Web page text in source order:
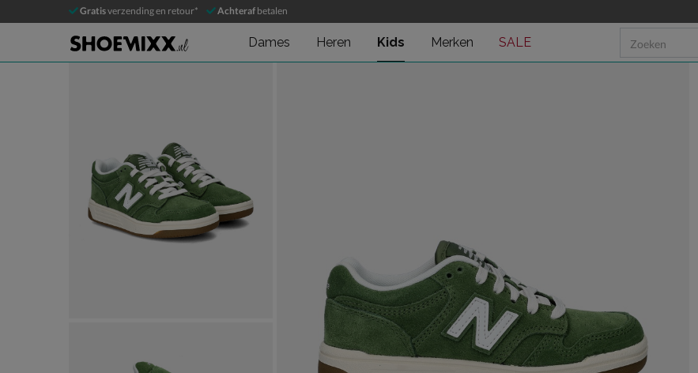
Gratisverzending en retour* Achteraf betalen
Dames Heren Kids Merken SALE
New Balance 480
Lage sneakers